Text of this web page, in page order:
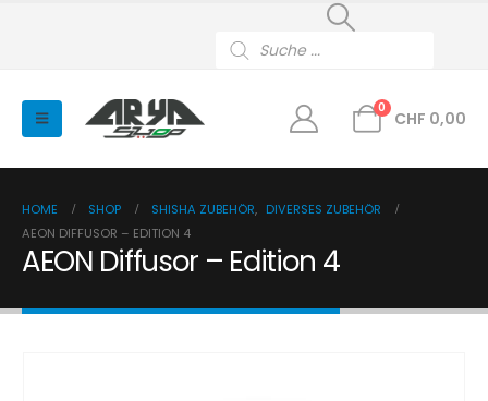
search
0
CHF 0,00
HOME SHOP SHISHA ZUBEHÖR, DIVERSES ZUBEHÖR
AEON DIFFUSOR – EDITION 4
AEON Diffusor – Edition 4